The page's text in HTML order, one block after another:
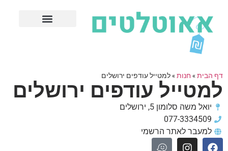
דף הבית» חנות»למטייל עודפים ירושלים
למטייל עודפים ירושלים
יואל משה סלומון 5, ירושלים
077-3334509
למעבר לאתר הרשמי